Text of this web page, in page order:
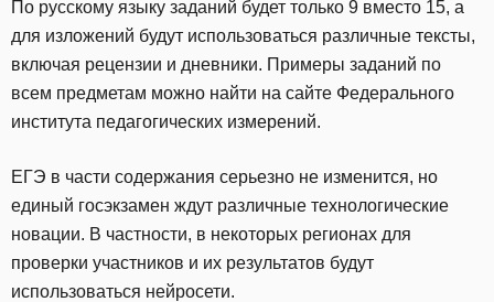
По русскому языку заданий будет только 9 вместо 15, а
для изложений будут использоваться различные тексты,
включая рецензии и дневники. Примеры заданий по
всем предметам можно найти на сайте Федерального
института педагогических измерений.
ЕГЭ в части содержания серьезно не изменится, но
единый госэкзамен ждут различные технологические
новации. В частности, в некоторых регионах для
проверки участников и их результатов будут
использоваться нейросети.